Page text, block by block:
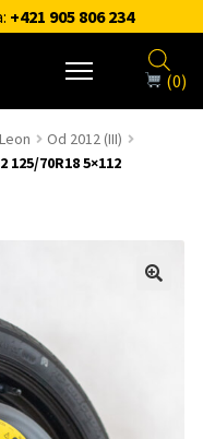
+421 905 806 234
(0)
Leon
Od 2012 (III)
70R18 5×112